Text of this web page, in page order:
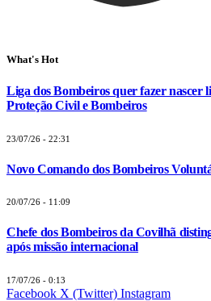
What's Hot
Liga dos Bombeiros quer fazer nascer
Proteção Civil e Bombeiros
23/07/26 - 22:31
Novo Comando dos Bombeiros
20/07/26 - 11:09
Chefe dos Bombeiros da Covilhã
após missão internacional
17/07/26 - 0:13
Facebook X (Twitter) Instagram